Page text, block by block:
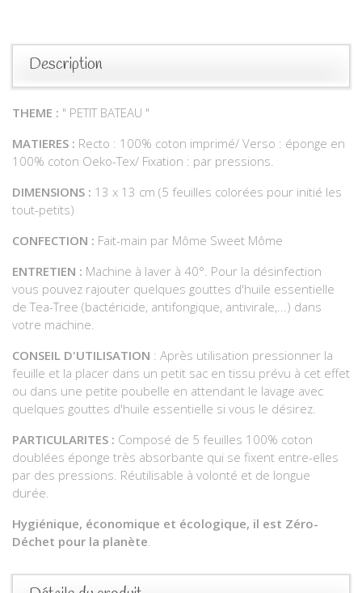
Description
THEME : " PETIT BATEAU "
MATIERES : Recto : 100% coton imprimé/ Verso : éponge en
100% coton Oeko-Tex/ Fixation : par pressions.
DIMENSIONS : 13 x 13 cm (5 feuilles colorées pour initié les
tout-petits)
CONFECTION : Fait-main par Môme Sweet Môme
ENTRETIEN : Machine à laver à 40°. Pour la désinfection
vous pouvez rajouter quelques gouttes d'huile essentielle
de Tea-Tree (bactéricide, antifongique, antivirale,...) dans
votre machine.
CONSEIL D'UTILISATION : Après utilisation pressionner la
feuille et la placer dans un petit sac en tissu prévu à cet effet
ou dans une petite poubelle en attendant le lavage avec
quelques gouttes d'huile essentielle si vous le désirez.
PARTICULARITES : Composé de 5 feuilles 100% coton
doublées éponge très absorbante qui se fixent entre-elles
par des pressions. Réutilisable à volonté et de longue
durée.
Hygiénique, économique et écologique, il est Zéro-
Déchet pour la planète